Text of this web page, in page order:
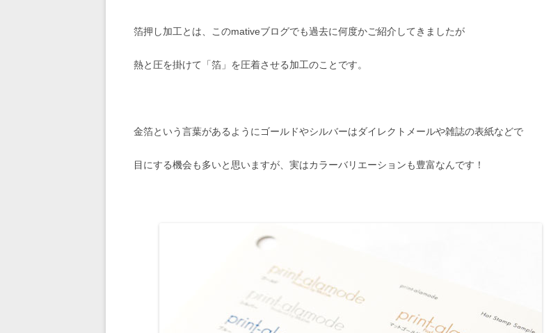
箔押し加工とは、このmativeブログでも過去に何度かご紹介してきましたが
熱と圧を掛けて「箔」を圧着させる加工のことです。
金箔という言葉があるようにゴールドやシルバーはダイレクトメールや雑誌の表紙などで
目にする機会も多いと思いますが、実はカラーバリエーションも豊富なんです！